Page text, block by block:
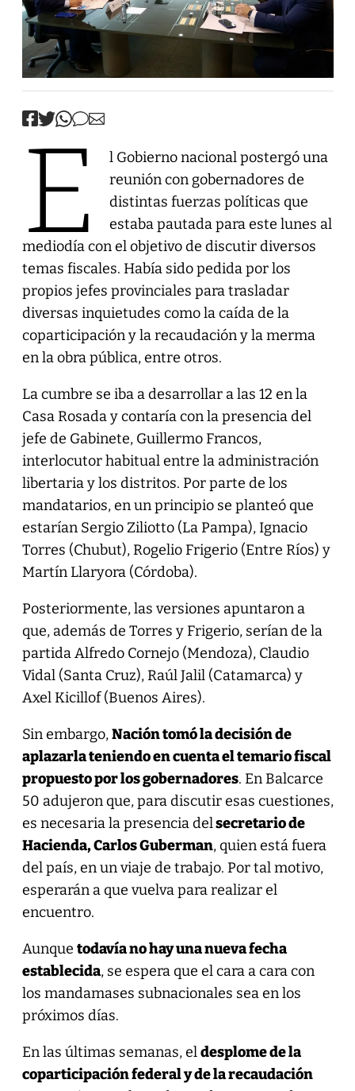
E
l Gobierno nacional postergó una
reunión con gobernadores de
distintas fuerzas políticas que
estaba pautada para este lunes al
mediodía con el objetivo de discutir diversos
temas fiscales. Había sido pedida por los
propios jefes provinciales para trasladar
diversas inquietudes como la caída de la
coparticipación y la recaudación y la merma
en la obra pública, entre otros.
La cumbre se iba a desarrollar a las 12 en la
Casa Rosada y contaría con la presencia del
jefe de Gabinete, Guillermo Francos,
interlocutor habitual entre la administración
libertaria y los distritos. Por parte de los
mandatarios, en un principio se planteó que
estarían Sergio Ziliotto (La Pampa), Ignacio
Torres (Chubut), Rogelio Frigerio (Entre Ríos) y
Martín Llaryora (Córdoba).
Posteriormente, las versiones apuntaron a
que, además de Torres y Frigerio, serían de la
partida Alfredo Cornejo (Mendoza), Claudio
Vidal (Santa Cruz), Raúl Jalil (Catamarca) y
Axel Kicillof (Buenos Aires).
Sin embargo,Nación tomó la decisión de
aplazarla teniendo en cuenta el temario fiscal
propuesto por los gobernadores. En Balcarce
50 adujeron que, para discutir esas cuestiones,
es necesaria la presencia delsecretario de
Hacienda, Carlos Guberman, quien está fuera
del país, en un viaje de trabajo. Por tal motivo,
esperarán a que vuelva para realizar el
encuentro.
Aunque todavía no hay una nueva fecha
establecida, se espera que el cara a cara con
los mandamases subnacionales sea en los
próximos días.
En las últimas semanas, eldesplome de la
coparticipación federal y de la recaudación